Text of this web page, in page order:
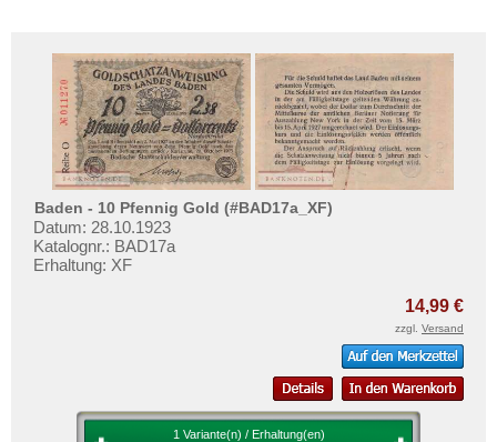
Baden - 10 Pfennig Gold (#BAD17a_XF)
Datum: 28.10.1923
Katalognr.: BAD17a
Erhaltung: XF
14,99 €
zzgl. Versand
1 Variante(n) / Erhaltung(en)